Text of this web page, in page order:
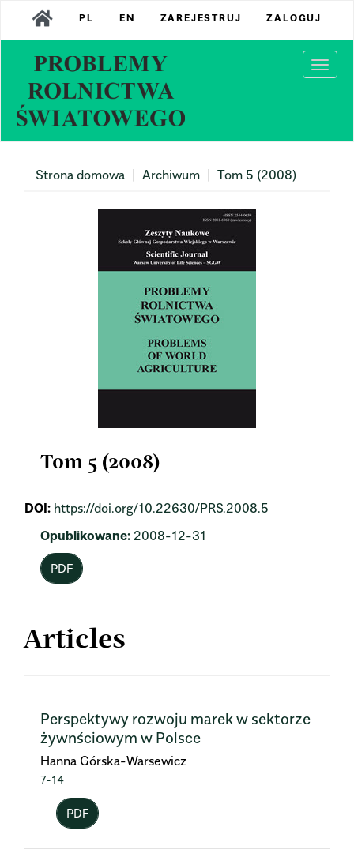
Main
Navigation
Content
Sidebar
PL EN ZAREJESTRUJ ZALOGUJ
Strona domowa Archiwum Tom 5 (2008)
Tom 5 (2008)
DOI: https://doi.org/10.22630/PRS.2008.5
Opublikowane: 2008-12-31
PDF
Articles
Perspektywy rozwoju marek w sektorze
żywnściowym w Polsce
Hanna Górska-Warsewicz
7-14
PDF